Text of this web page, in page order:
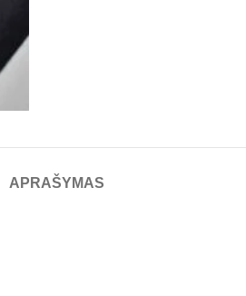
APRAŠYMAS